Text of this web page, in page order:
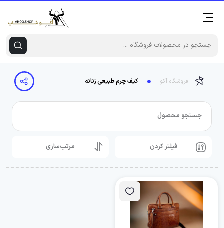
فروشگاه آکو کیف چرم طبیعی زنانه
جستجو محصول
فیلتر کردن مرتب‌سازی